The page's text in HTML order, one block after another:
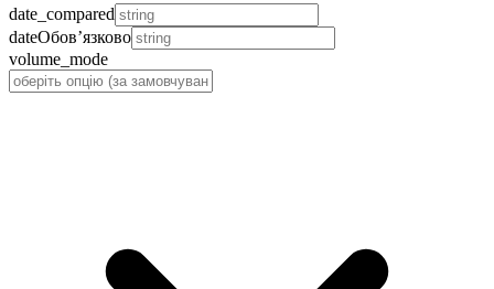
date_compared
dateОбов’язково
volume_mode